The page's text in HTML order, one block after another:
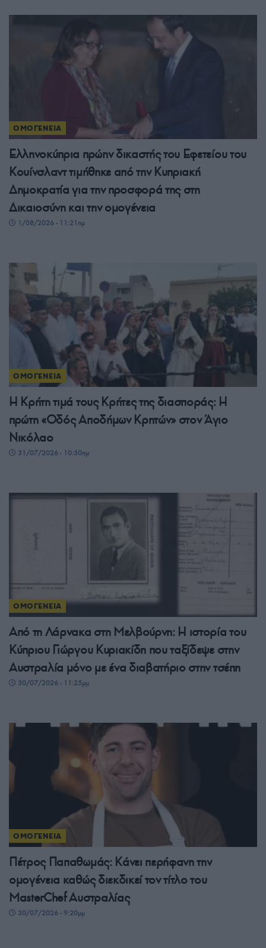
ΟΜΟΓΕΝΕΙΑ
Ελληνοκύπρια πρώην δικαστής του Εφετείου του
Κουίνσλαντ τιμήθηκε από την Κυπριακή
Δημοκρατία για την προσφορά της στη
Δικαιοσύνη και την ομογένεια
1/08/2026 - 11:21πμ
ΟΜΟΓΕΝΕΙΑ
Η Κρήτη τιμά τους Κρήτες της διασποράς: Η
πρώτη «Οδός Αποδήμων Κρητών» στον Άγιο
Νικόλαο
31/07/2026 - 10:50πμ
ΟΜΟΓΕΝΕΙΑ
Από τη Λάρνακα στη Μελβούρνη: Η ιστορία του
Κύπριου Γιώργου Κυριακίδη που ταξίδεψε στην
Αυστραλία μόνο με ένα διαβατήριο στην τσέπη
30/07/2026 - 11:25μμ
ΟΜΟΓΕΝΕΙΑ
Πέτρος Παπαθωμάς: Κάνει περήφανη την
ομογένεια καθώς διεκδικεί τον τίτλο του
MasterChef Αυστραλίας
30/07/2026 - 9:20μμ